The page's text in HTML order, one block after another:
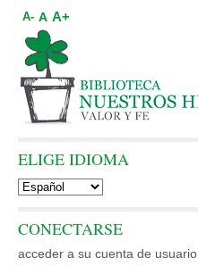
A- A A+
ELIGE IDIOMA
CONECTARSE
acceder a su cuenta de usuario